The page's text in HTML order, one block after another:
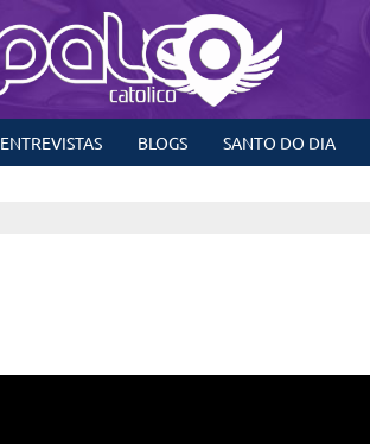
ENTREVISTAS BLOGS SANTO DO DIA